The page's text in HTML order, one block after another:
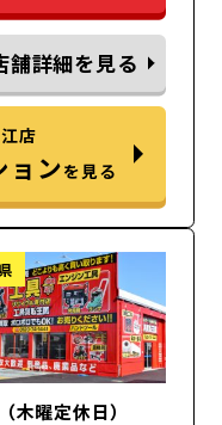
舗詳細を見る
店
ンを見る
曜定休日）